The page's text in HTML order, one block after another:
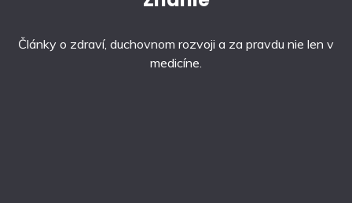
Články o zdraví, duchovnom rozvoji a za pravdu nie len v
medicíne.